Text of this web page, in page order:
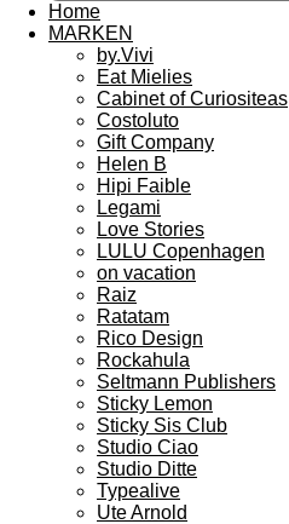
Home
MARKEN
by.Vivi
Eat Mielies
Cabinet of Curiositeas
Costoluto
Gift Company
Helen B
Hipi Faible
Legami
Love Stories
LULU Copenhagen
on vacation
Raiz
Ratatam
Rico Design
Rockahula
Seltmann Publishers
Sticky Lemon
Sticky Sis Club
Studio Ciao
Studio Ditte
Typealive
Ute Arnold